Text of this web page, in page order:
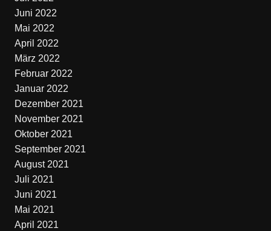
Juni 2022
Mai 2022
April 2022
März 2022
Februar 2022
Januar 2022
Dezember 2021
November 2021
Oktober 2021
September 2021
August 2021
Juli 2021
Juni 2021
Mai 2021
April 2021